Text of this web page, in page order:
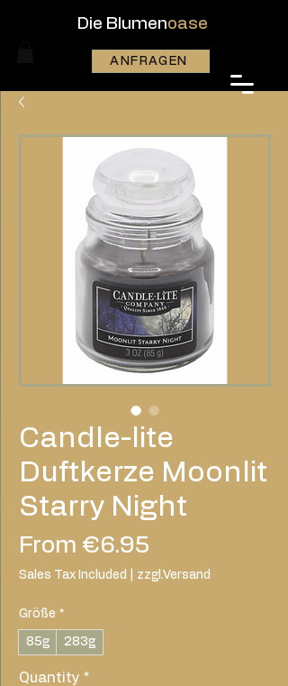
Die Blumenoase
ANFRAGEN
Candle-lite
Duftkerze Moonlit
Starry Night
From €6.95
Price
Sales Tax Included zzgl.Versand
Größe *
85g 283g
Quantity *